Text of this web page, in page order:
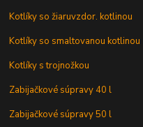
Kotlíky so žiaruvzdor. kotlinou
Kotlíky so smaltovanou kotlinou
Kotlíky s trojnožkou
Zabijačkové súpravy 40 l
Zabijačkové súpravy 50 l